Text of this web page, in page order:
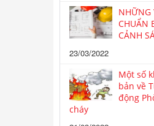
NHỮNG
CHUẨN
CẢNH
23/03/2022
Một số
bản về
động
cháy